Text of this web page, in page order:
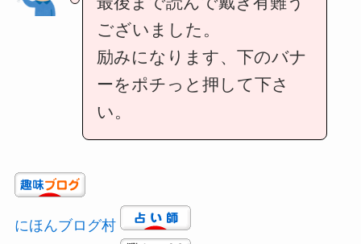
ございました。
励みになります、下のバナ
ーをポチっと押して下さ
い。
にほんブログ村